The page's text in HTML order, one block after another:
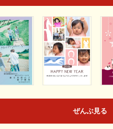
ぜんぶ見る